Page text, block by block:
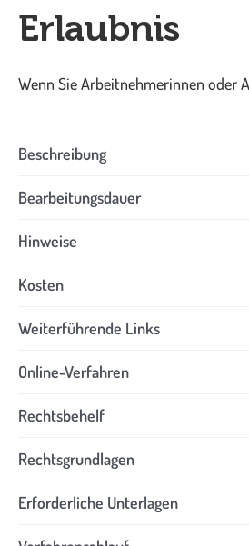
Erlaubnis
Wenn Sie Arbeitnehmerinnen oder
Beschreibung
Bearbeitungsdauer
Hinweise
Kosten
Weiterführende Links
Online-Verfahren
Rechtsbehelf
Rechtsgrundlagen
Erforderliche Unterlagen